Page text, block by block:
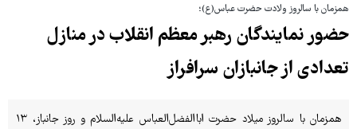
همزمان با سالروز ولادت حضرت عباس(ع)؛
حضور نمایندگان رهبر معظم انقلاب در منازل
تعدادی از جانبازان سرافراز
همزمان با سالروز میلاد حضرت اباالفضل‌العباس‌ علیه‌السلام و روز جانباز، ۱۳